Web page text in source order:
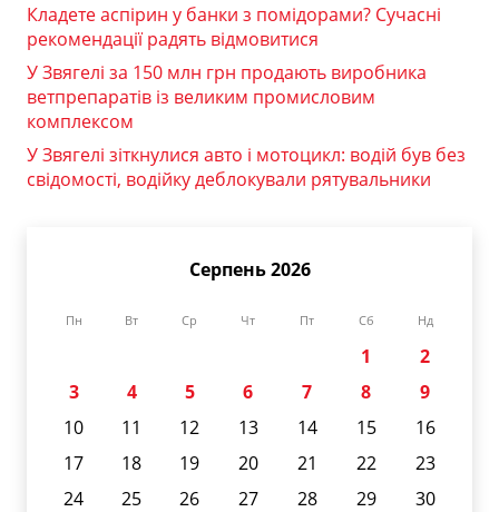
Кладете аспірин у банки з помідорами? Сучасні
рекомендації радять відмовитися
У Звягелі за 150 млн грн продають виробника
ветпрепаратів із великим промисловим
комплексом
У Звягелі зіткнулися авто і мотоцикл: водій був без
свідомості, водійку деблокували рятувальники
Серпень 2026
Пн Вт Ср Чт Пт Сб Нд
1
2
3
4 5 6 7 8
9
10
11 12 13 14 15
16
17
18 19 20 21 22
23
24
25 26 27 28 29
30